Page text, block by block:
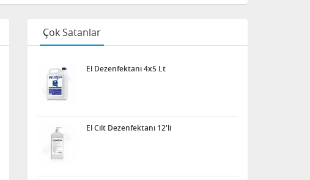
Çok Satanlar
El Dezenfektanı 4x5 Lt
El Cilt Dezenfektanı 12'li